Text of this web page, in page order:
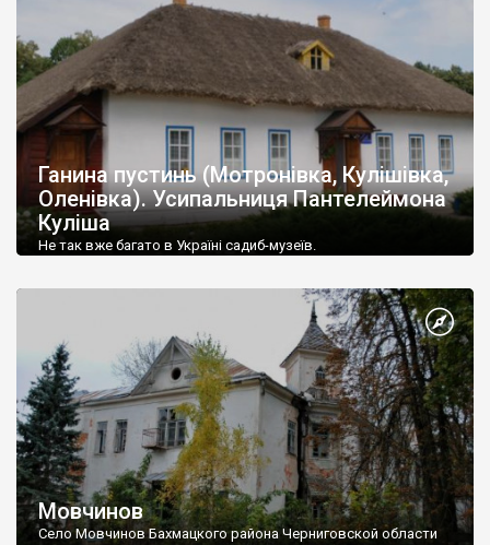
Ганина пустинь (Мотронівка, Кулішівка,
Оленівка). Усипальниця Пантелеймона
Куліша
Не так вже багато в Україні садиб-музеїв.
Мовчинов
Село Мовчинов Бахмацкого района Черниговской области